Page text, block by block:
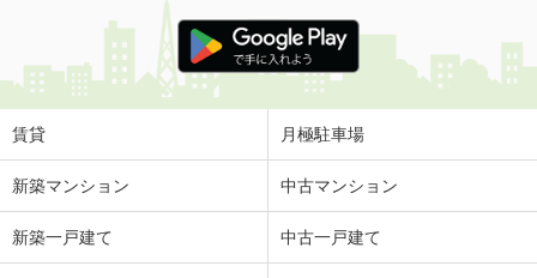
賃貸 月極駐車場
新築マンション 中古マンション
新築一戸建て 中古一戸建て